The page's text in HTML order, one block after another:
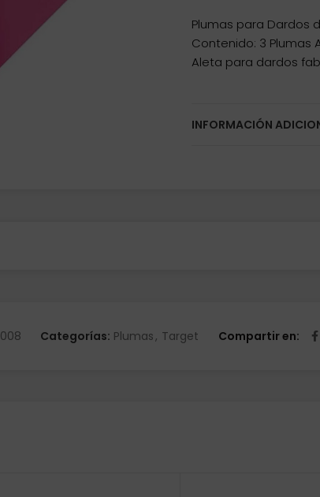
Plumas para Dardos
Contenido: 3 Plumas
Aleta para dardos
INFORMACIÓN
Categorías: Plumas, Target Compartir en